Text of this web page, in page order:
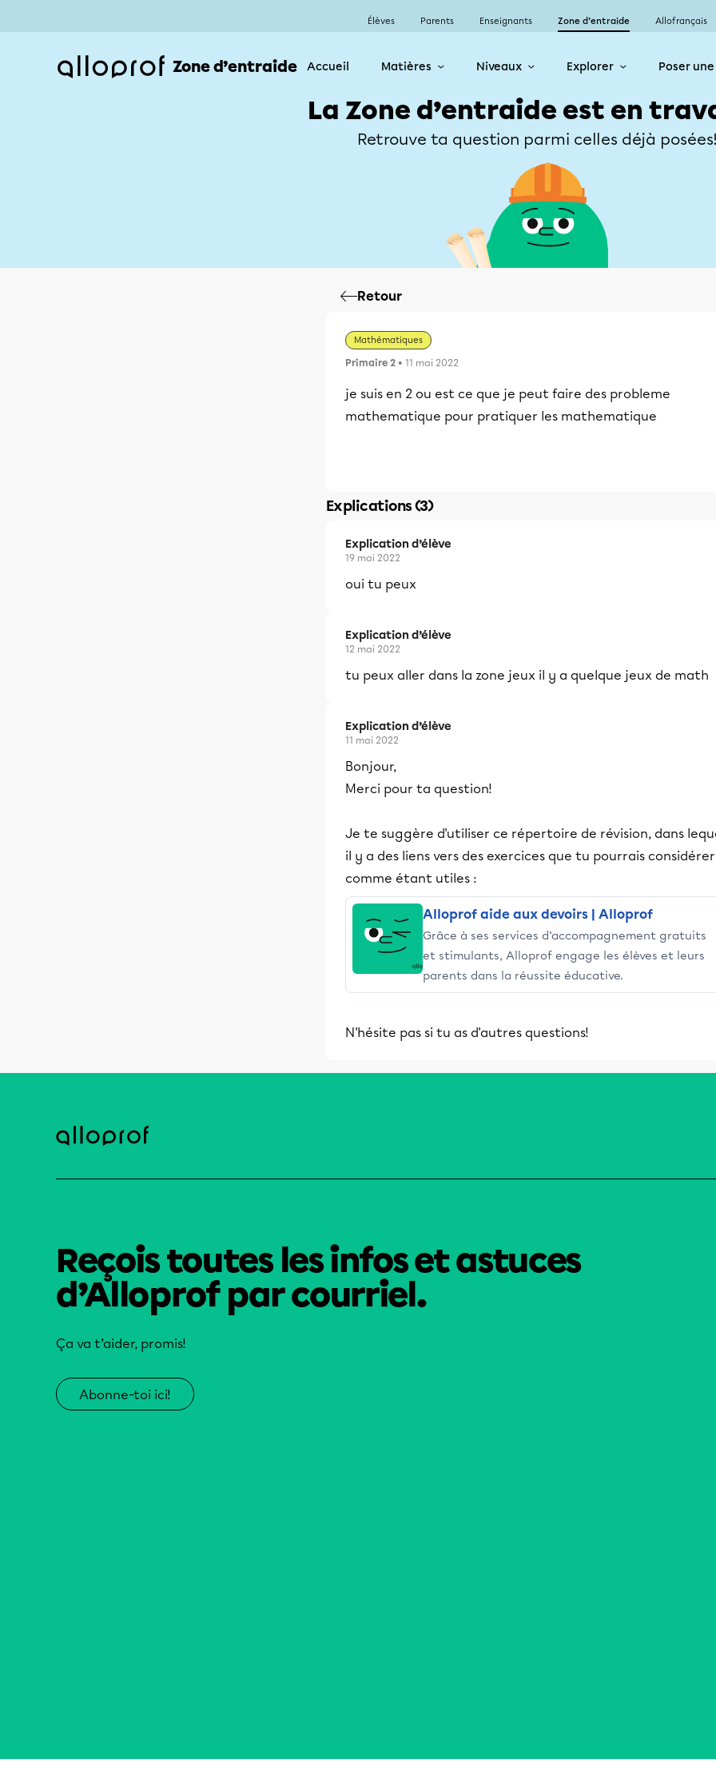
Élèves Parents Enseignants Zone d’entraide Allofrançais
Zone d’entraide Accueil Matières Niveaux Explorer Poser
La Zone d’entraide est en
Retrouve ta question parmi celles déjà
Retour
Mathématiques
Primaire 2 • 11 mai 2022
je suis en 2 ou est ce que je peut faire des probleme
mathematique pour pratiquer les mathematique
Explications (3)
Explication d’élève
19 mai 2022
oui tu peux
Explication d’élève
12 mai 2022
tu peux aller dans la zone jeux il y a quelque jeux de math
Explication d’élève
11 mai 2022
Bonjour,
Merci pour ta question!
Je te suggère d'utiliser ce répertoire de révision, dans
il y a des liens vers des exercices que tu pourrais considérer
comme étant utiles :
Alloprof aide aux devoirs | Alloprof
Grâce à ses services d’accompagnement gratuits
et stimulants, Alloprof engage les élèves et leurs
parents dans la réussite éducative.
N'hésite pas si tu as d'autres questions!
Reçois toutes les infos et astuces
d’Alloprof par courriel.
Ça va t’aider, promis!
Abonne-toi ici!